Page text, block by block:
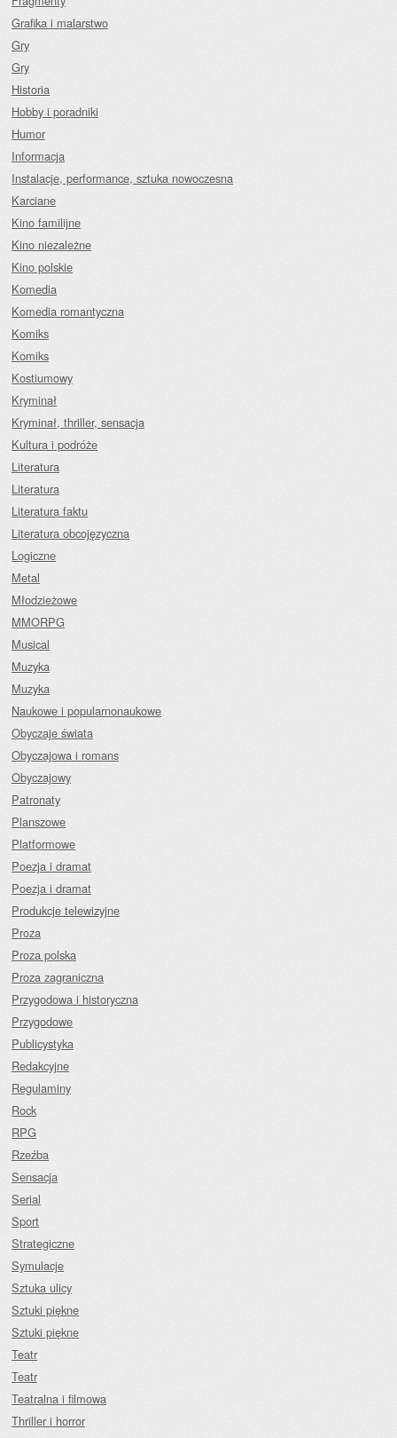
Grafika i malarstwo
Gry
Gry
Historia
Hobby i poradniki
Humor
Informacja
Instalacje, performance, sztuka nowoczesna
Karciane
Kino familijne
Kino niezależne
Kino polskie
Komedia
Komedia romantyczna
Komiks
Komiks
Kostiumowy
Kryminał
Kryminał, thriller, sensacja
Kultura i podróże
Literatura
Literatura
Literatura faktu
Literatura obcojęzyczna
Logiczne
Metal
Młodzieżowe
MMORPG
Musical
Muzyka
Muzyka
Naukowe i popularnonaukowe
Obyczaje świata
Obyczajowa i romans
Obyczajowy
Patronaty
Planszowe
Platformowe
Poezja i dramat
Poezja i dramat
Produkcje telewizyjne
Proza
Proza polska
Proza zagraniczna
Przygodowa i historyczna
Przygodowe
Publicystyka
Redakcyjne
Regulaminy
Rock
RPG
Rzeźba
Sensacja
Serial
Sport
Strategiczne
Symulacje
Sztuka ulicy
Sztuki piękne
Sztuki piękne
Teatr
Teatr
Teatralna i filmowa
Thriller i horror